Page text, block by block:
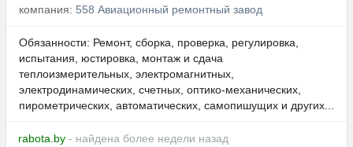
компания: 558 Авиационный ремонтный завод
Обязанности: Ремонт, сборка, проверка, регулировка,
испытания, юстировка, монтаж и сдача
теплоизмерительных, электромагнитных,
электродинамических, счетных, оптико-механических,
пирометрических, автоматических, самопишущих и других...
rabota.by - найдена более недели назад